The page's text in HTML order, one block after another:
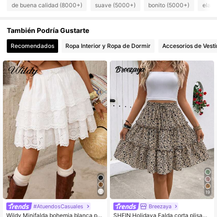
de buena calidad (8000+) suave (5000+) bonito (5000+)
También Podría Gustarte
Recomendados Ropa Interior y Ropa de Dormir Accesorios de
#AtuendosCasuales
Wildy Minifalda bohemia blanca par
19
Breezaya
SHEIN Holidaya Falda corta plisada